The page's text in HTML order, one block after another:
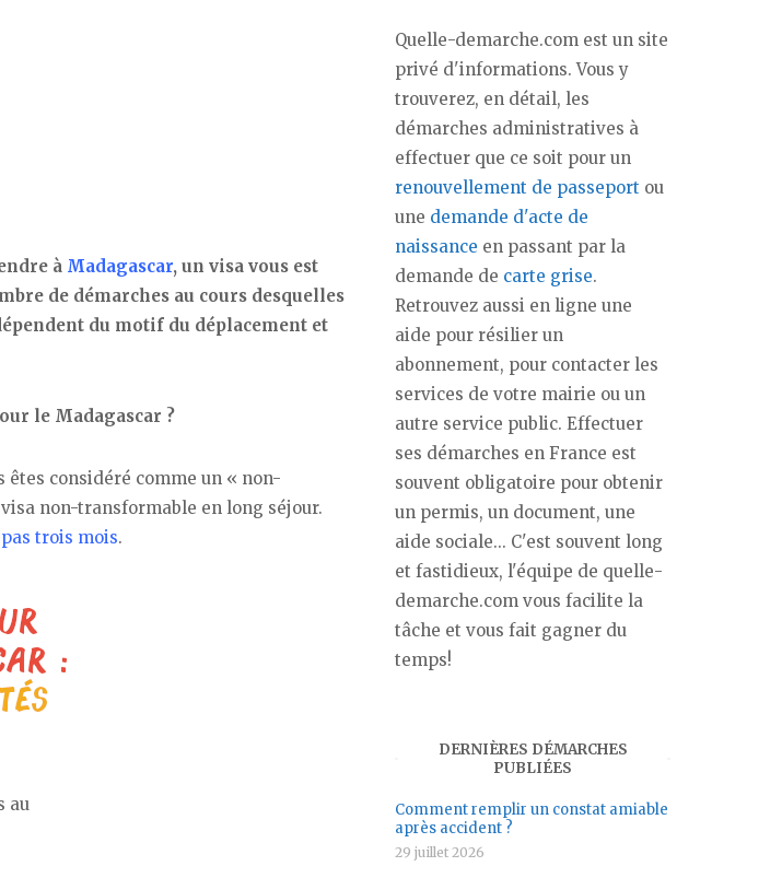
à Madagascar, un visa vous est
de démarches au cours desquelles
du motif du déplacement et
le Madagascar ?
êtes considéré comme un « non-
non-transformable en long séjour.
trois mois.
au
Quelle-demarche.com est un site
privé d'informations. Vous y
trouverez, en détail, les
démarches administratives à
effectuer que ce soit pour un
renouvellement de passeport ou
une demande d'acte de
naissance en passant par la
demande de carte grise.
Retrouvez aussi en ligne une
aide pour résilier un
abonnement, pour contacter les
services de votre mairie ou un
autre service public. Effectuer
ses démarches en France est
souvent obligatoire pour obtenir
un permis, un document, une
aide sociale... C'est souvent long
et fastidieux, l'équipe de quelle-
demarche.com vous facilite la
tâche et vous fait gagner du
temps!
DERNIÈRES DÉMARCHES
PUBLIÉES
Comment remplir un constat amiable
après accident ?
29 juillet 2026